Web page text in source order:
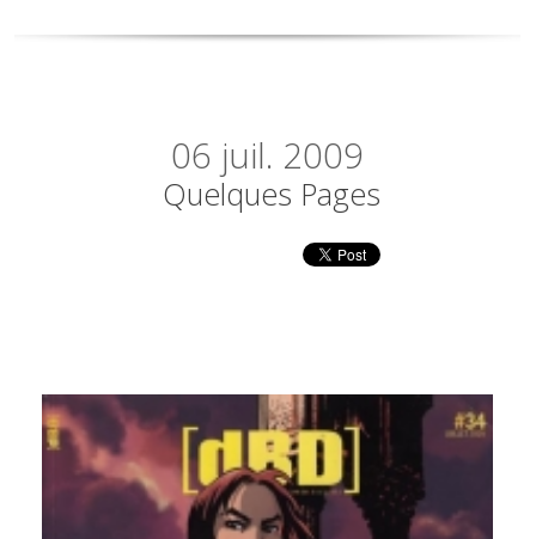
06 juil. 2009
Quelques Pages